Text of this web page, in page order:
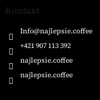
Kontakt
Info@najlepsie.coffee
+421 907 113 392
najlepsie.coffee
najlepsie.coffee